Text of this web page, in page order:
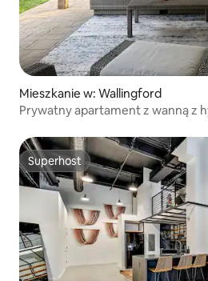
Mieszkanie w: Wallingford
Prywatny apartament z wanną z
Superhost
Superhost